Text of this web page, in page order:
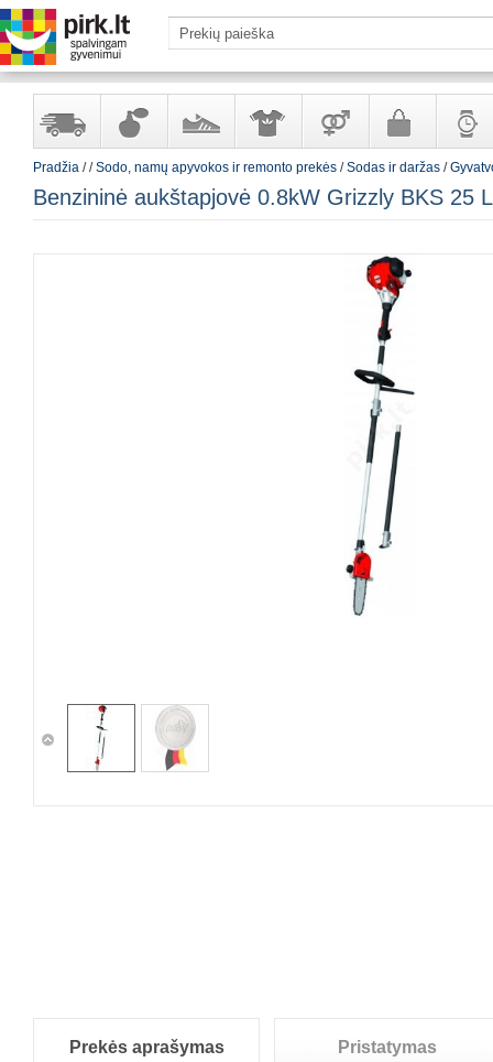
sandėlyje
ir
kosmetika
ir
aksesuarai
suaugusiems
ir
Pradžia //Sodo, namų apyvokos ir remonto prekės /Sodas ir daržas /
Benzininė aukštapjovė 0.8kW Grizzly BKS 25 L
Prekės aprašymas Pristatymas